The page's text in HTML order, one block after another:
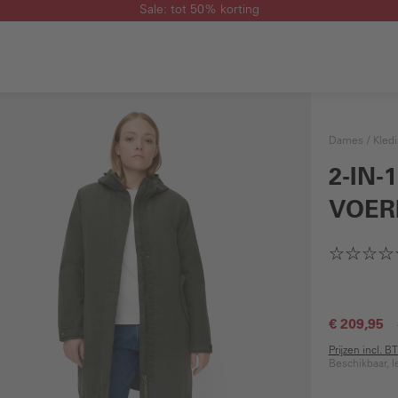
Sale: tot 50% korting
Dames
2-IN-
€ 209,95
Prijzen incl.
Beschikbaar,